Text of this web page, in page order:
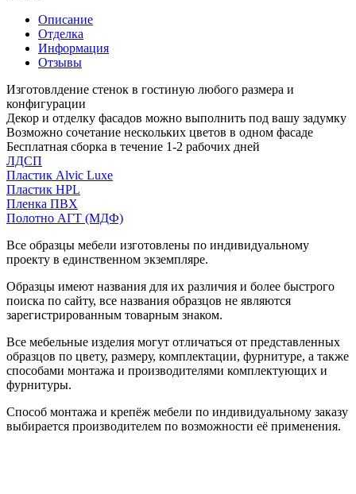
Описание
Отделка
Информация
Отзывы
Изготовлдение стенок в гостиную любого размера и
конфигурации
Декор и отделку фасадов можно выполнить под вашу задумку
Возможно сочетание нескольких цветов в одном фасаде
Бесплатная сборка в течение 1-2 рабочих дней
ЛДСП
Пластик Alvic Luxe
Пластик HPL
Пленка ПВХ
Полотно АГТ (МДФ)
Все образцы мебели изготовлены по индивидуальному
проекту в единственном экземпляре.
Образцы имеют названия для их различия и более быстрого
поиска по сайту, все названия образцов не являются
зарегистрированным товарным знаком.
Все мебельные изделия могут отличаться от представленных
образцов по цвету, размеру, комплектации, фурнитуре, а также
способами монтажа и производителями комплектующих и
фурнитуры.
Способ монтажа и крепёж мебели по индивидуальному заказу
выбирается производителем по возможности её применения.